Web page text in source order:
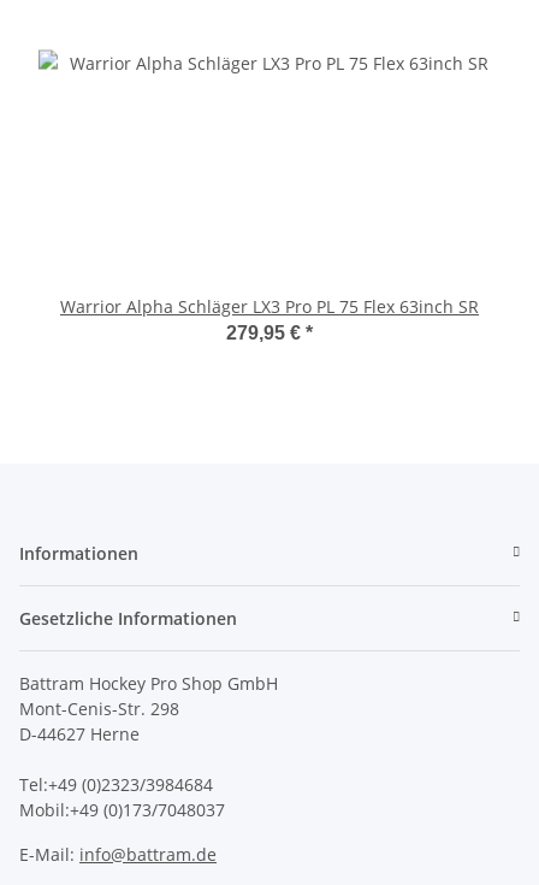
Warrior Alpha Schläger LX3 Pro PL 75 Flex 63inch SR
279,95 € *
Informationen
Gesetzliche Informationen
Battram Hockey Pro Shop GmbH
Mont-Cenis-Str. 298
D-44627 Herne
Tel:+49 (0)2323/3984684
Mobil:+49 (0)173/7048037
E-Mail: info@battram.de